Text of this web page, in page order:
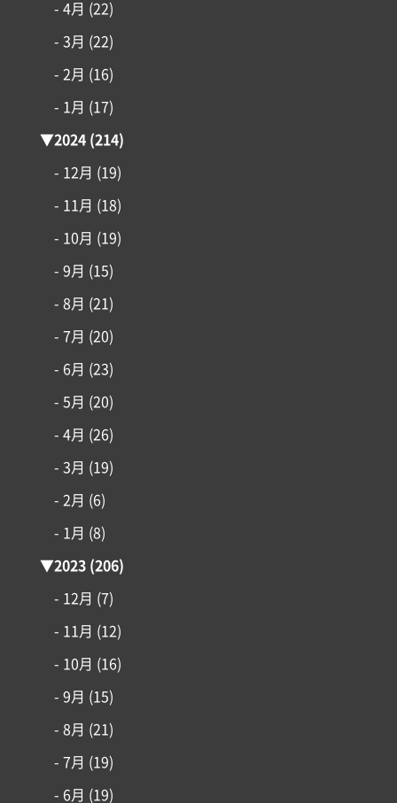
- 4月 (22)
- 3月 (22)
- 2月 (16)
- 1月 (17)
▼2024(214)
- 12月 (19)
- 11月 (18)
- 10月 (19)
- 9月 (15)
- 8月 (21)
- 7月 (20)
- 6月 (23)
- 5月 (20)
- 4月 (26)
- 3月 (19)
- 2月 (6)
- 1月 (8)
▼2023(206)
- 12月 (7)
- 11月 (12)
- 10月 (16)
- 9月 (15)
- 8月 (21)
- 7月 (19)
- 6月 (19)